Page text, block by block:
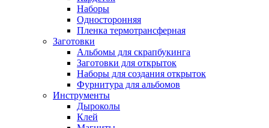
Наборы
Односторонняя
Пленка термотрансферная
Заготовки
Альбомы для скрапбукинга
Заготовки для открыток
Наборы для создания открыток
Фурнитура для альбомов
Инструменты
Дыроколы
Клей